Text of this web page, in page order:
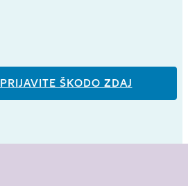
PRIJAVITE ŠKODO ZDAJ